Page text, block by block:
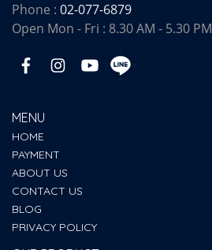
Phone : 02-077-6879
Open Mon - Fri : 8.30 AM - 5.30 PM
MENU
HOME
PAYMENT
ABOUT US
CONTACT US
BLOG
PRIVACY POLICY